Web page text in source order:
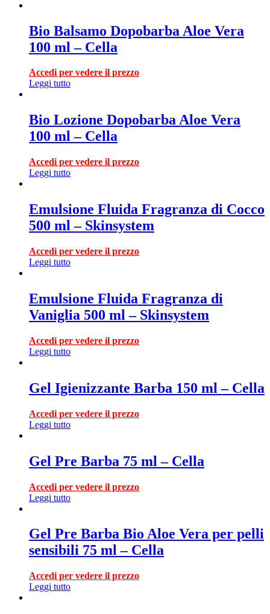
Bio Balsamo Dopobarba Aloe Vera
100 ml – Cella
Accedi per vedere il prezzo
Leggi tutto
Bio Lozione Dopobarba Aloe Vera
100 ml – Cella
Accedi per vedere il prezzo
Leggi tutto
Emulsione Fluida Fragranza di Cocco
500 ml – Skinsystem
Accedi per vedere il prezzo
Leggi tutto
Emulsione Fluida Fragranza di
Vaniglia 500 ml – Skinsystem
Accedi per vedere il prezzo
Leggi tutto
Gel Igienizzante Barba 150 ml – Cella
Accedi per vedere il prezzo
Leggi tutto
Gel Pre Barba 75 ml – Cella
Accedi per vedere il prezzo
Leggi tutto
Gel Pre Barba Bio Aloe Vera per pelli
sensibili 75 ml – Cella
Accedi per vedere il prezzo
Leggi tutto